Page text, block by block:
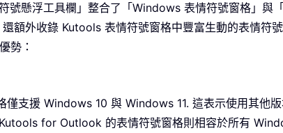
號懸浮工具欄」整合了「Windows 表情符號窗格」
額外收錄 Kutools 表情符號窗格中豐富生動的表情符
勢：
僅支援 Windows 10 與 Windows 11. 這表示使用其
for Outlook 的表情符號窗格則相容於所有